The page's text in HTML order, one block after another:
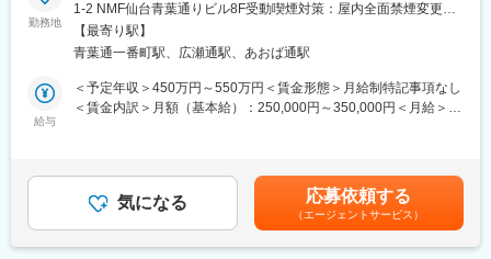
す。入社から3ヶ月程で独り立ちを想定しております。
■在宅マッサージとは
者の自宅に訪問して施術を行うサービスです。高齢者の方も住み
慣れた環境での療養を望む方も多く、病院から民間へ移行する流
「最近おじいちゃんが明るくなった」「おばあさんが笑顔をよく
見せるようになった」と、
ご利用者様だけではなく、ご家族からの喜びの声も多く届きます
【当ポジションについて（SMA・治験事務局担当とは）】
治験を実施したい『製薬メーカー』と実施可能な『病院』をつな
ぐ、架け橋のようなお仕事です。正式名称をSMA（治験事務局担
当）といい、医療業界の専門職種となります。
する事で、日本の医療を支えるやりがいがあります。
勤務地
1-2 NMF仙台青葉通りビル8F受動喫煙対策：屋内全面禁煙変更の
範囲：会社の定める事業所
【最寄り駅】
青葉通一番町駅、広瀬通駅、あおば通駅
給与
＜予定年収＞450万円～550万円＜賃金形態＞月給制特記事項なし
＜賃金内訳＞月額（基本給）：250,000円～350,000円＜月給＞
(月額)は固定手当を含めた表記です。
気になる 応募依頼する
（エージェントサービス）